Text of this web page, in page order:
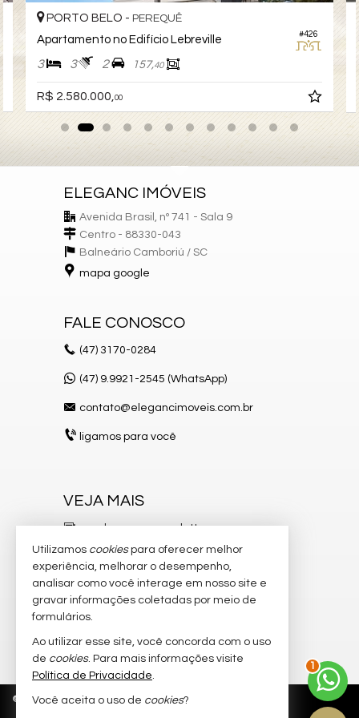
Fechadura Eletrônica
Copa
Living
Sala de Estar
Terraço
Cozinha
Espaço Gourmet
Hidromassagem
Lavabo
Banheiro Social
Características do Empreendimento
Medidores Individuais
#426
PORTO BELO - PEREQUÊ
Apartamento no Edifício Lebreville
3 3 2 157,40
R$ 2.580.000, 00
ELEGANC IMÓVEIS
Avenida Brasil, nº 741 - Sala 9
Centro - 88330-043
Balneário Camboriú / SC
mapa google
FALE CONOSCO
(47) 3170-0284
(47) 9.9921-2545 (WhatsApp)
contato@elegancimoveis.com.br
ligamos para você
VEJA MAIS
receba nosso newsletter
indicadores financeiros
cadastre seu imóvel
imóveis favoritos
mapa de imóveis
© 2026 CRECI/SC 8.750-J Política de Privacidade
Utilizamos cookiespara oferecer melhor
experiência, melhorar o desempenho,
analisar como você interage em nosso site e
gravar informações coletadas por meio de
formulários.
Ao utilizar esse site, você concorda com o uso
de cookies. Para mais informações visite
Política de Privacidade.
Você aceita o uso de cookies?